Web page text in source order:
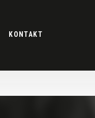
KONTAKT